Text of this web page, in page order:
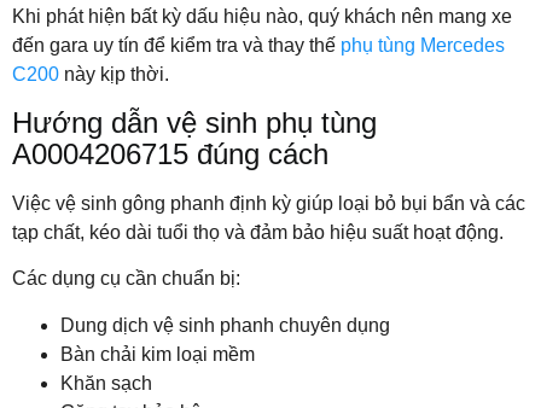
Khi phát hiện bất kỳ dấu hiệu nào, quý khách nên mang xe
đến gara uy tín để kiểm tra và thay thế phụ tùng Mercedes
C200 này kịp thời.
Hướng dẫn vệ sinh phụ tùng
A0004206715 đúng cách
Việc vệ sinh gông phanh định kỳ giúp loại bỏ bụi bẩn và các
tạp chất, kéo dài tuổi thọ và đảm bảo hiệu suất hoạt động.
Các dụng cụ cần chuẩn bị:
Dung dịch vệ sinh phanh chuyên dụng
Bàn chải kim loại mềm
Khăn sạch